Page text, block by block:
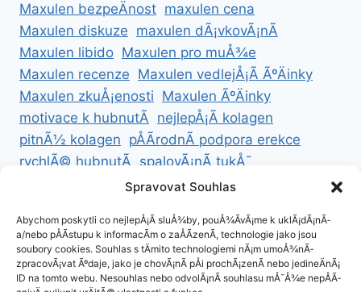
Maxulen bezpeÄnost maxulen cena
Maxulen diskuze maxulen dÃ¡vkovÃ¡nÃ­
Maxulen libido Maxulen pro muÅ¾e
Maxulen recenze Maxulen vedlejÅ¡Ã­ ÃºÄinky
Maxulen zkuÅ¡enosti Maxulen ÃºÄinky
motivace k hubnutÃ­ nejlepÅ¡Ã­ kolagen
pitnÃ½ kolagen pÅÃ­rodnÃ­ podpora erekce
rychlÃ© hubnutÃ­ spalovÃ¡nÃ­ tukÅ¯
ZdravÃ© hubnutÃ­ ZdravÃ© recepty na hubnutÃ­
Spravovat Souhlas
Abychom poskytli co nejlepÅ¡Ã­ sluÅ¾by, pouÅ¾Ã­vÃ¡me k uklÃ¡dÃ¡nÃ­
a/nebo pÅÃ­stupu k informacÃ­m o zaÅÃ­zenÃ­, technologie jako jsou
soubory cookies. Souhlas s tÄmito technologiemi nÃ¡m umoÅ¾nÃ­
zpracovÃ¡vat Ãºdaje, jako je chovÃ¡nÃ­ pÅi prochÃ¡zenÃ­ nebo jedineÄnÃ¡
ID na tomto webu. Nesouhlas nebo odvolÃ¡nÃ­ souhlasu mÅ¯Å¾e nepÅÃ­